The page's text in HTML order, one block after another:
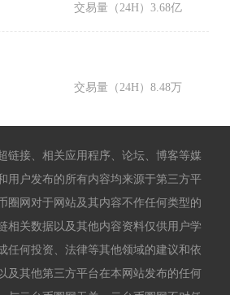
交易量（24H）3.68亿
交易量（24H）8.48万
链接、相关应用程序、论坛、博客等媒
用户发布的所有内容均来源于第三方平
圈网对于网站及其内容不作任何类型的
相关数据以及其他内容资料仅供用户学
任何投资、法律等其他领域的建议和依
及其他第三方平台在本网站发布的任何